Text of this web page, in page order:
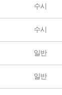
수시
수시
일반
일반